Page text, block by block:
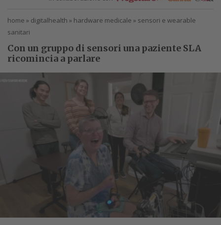
home » digitalhealth » hardware medicale » sensori e wearable
sanitari
Con un gruppo di sensori una paziente SLA
ricomincia a parlare